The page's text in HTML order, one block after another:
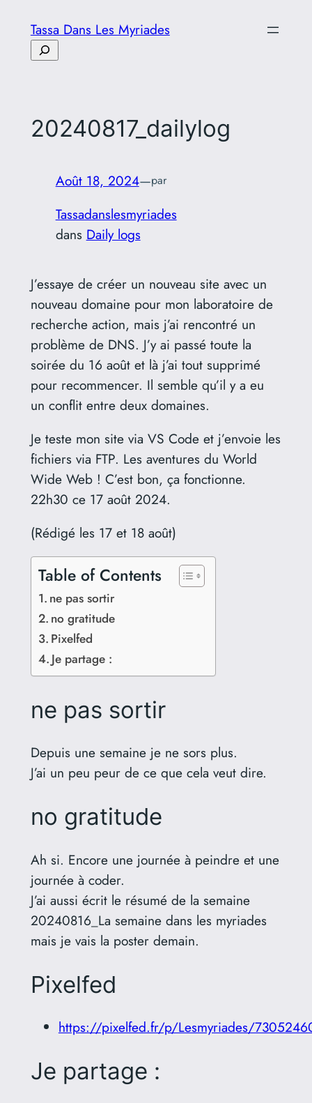
contenu
Tassa Dans Les Myriades
Rechercher
20240817_dailylog
Août 18, 2024—par
Tassadanslesmyriades
dans Daily logs
J’essaye de créer un nouveau site avec un
nouveau domaine pour mon laboratoire de
recherche action, mais j’ai rencontré un
problème de DNS. J’y ai passé toute la
soirée du 16 août et là j’ai tout supprimé
pour recommencer. Il semble qu’il y a eu
un conflit entre deux domaines.
Je teste mon site via VS Code et j’envoie les
fichiers via FTP. Les aventures du World
Wide Web ! C’est bon, ça fonctionne.
22h30 ce 17 août 2024.
(Rédigé les 17 et 18 août)
Table of Contents
ne pas sortir
no gratitude
Pixelfed
Je partage :
ne pas sortir
Depuis une semaine je ne sors plus.
J’ai un peu peur de ce que cela veut dire.
no gratitude
Ah si. Encore une journée à peindre et une
journée à coder.
J’ai aussi écrit le résumé de la semaine
20240816_La semaine dans les myriades
mais je vais la poster demain.
Pixelfed
https://pixelfed.fr/p/Lesmyriades/
Je partage :